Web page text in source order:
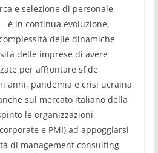
e selezione di personale
è in continua evoluzione,
delle dinamiche
delle imprese di avere
per affrontare sfide
anni, pandemia e crisi ucraina
sul mercato italiano della
le organizzazioni
e PMI) ad appoggiarsi
di management consulting